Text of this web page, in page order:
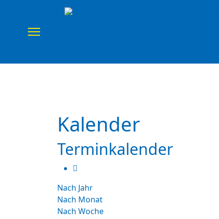
Kalender
Terminkalender
Nach Jahr
Nach Monat
Nach Woche